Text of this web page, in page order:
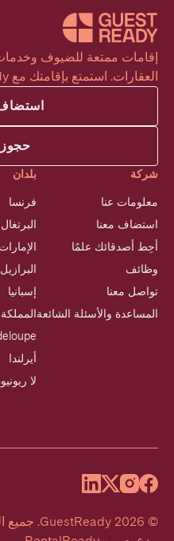
العقارات. استمتع بإقامتك مع GuestReady.
شركة
معلومات عنا
استضاف معنا
أحِط أصدقائك علمًا
وظائف
تواصل معنا
المساعدة والأسئلة الشائعة
بلدان
فرنسا
البرتغال
البرازيل
إسبانيا
أيرلندا
لا
©
2026
GuestReady
. جميع